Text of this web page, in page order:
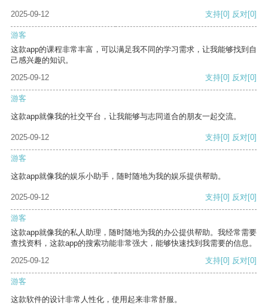
2025-09-12 支持[0] 反对[0]
游客
这款app的课程非常丰富，可以满足我不同的学习需求，让我能够找到自
己感兴趣的知识。
2025-09-12
支持[0] 反对[0]
游客
这款app就像我的社交平台，让我能够与志同道合的朋友一起交流。
2025-09-12 支持[0] 反对[0]
游客
这款app就像我的娱乐小助手，随时随地为我的娱乐提供帮助。
2025-09-12 支持[0] 反对[0]
游客
这款app就像我的私人助理，随时随地为我的办公提供帮助。我经常需要
查找资料，这款app的搜索功能非常强大，能够快速找到我需要的信息。
2025-09-12
支持[0] 反对[0]
游客
这款软件的设计非常人性化，使用起来非常舒服。